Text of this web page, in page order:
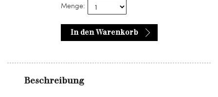
Menge:
In den Warenkorb
Beschreibung